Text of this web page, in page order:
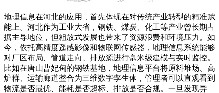
地理信息在河北的应用，首先体现在对传统产业转型的精准赋
能上。河北作为工业大省，钢铁、煤炭、化工等产业曾长期占
据主导地位，但粗放式发展也带来了资源浪费和环境压力。如
今，依托高精度遥感影像和物联网传感器，地理信息系统能够
对厂区布局、管道走向、排放源进行毫米级建模与实时监控。
比如在唐山曹妃甸的钢铁基地，地理信息平台将原料堆场、高
炉群、运输廊道整合为三维数字孪生体，管理者可以直观看到
物流是否最优、能耗是否超标、排放是否合规。一旦发现异